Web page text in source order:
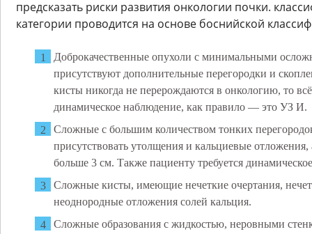
предсказать риски развития онкологии почки.
категории проводится на основе боснийской
Доброкачественные опухоли с минимальными
присутствуют дополнительные перегородки и
кисты никогда не перерождаются в онкологию, то всё
динамическое наблюдение, как правило — это УЗ И.
Сложные с большим количеством тонких
присутствовать утолщения и кальциевые отложения,
больше 3 см. Также пациенту требуется
Сложные кисты, имеющие нечеткие очертания,
неоднородные отложения солей кальция.
Сложные образования с жидкостью, неровными